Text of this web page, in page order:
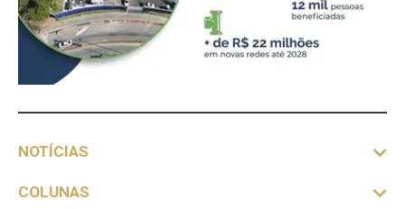
NOTÍCIAS
COLUNAS